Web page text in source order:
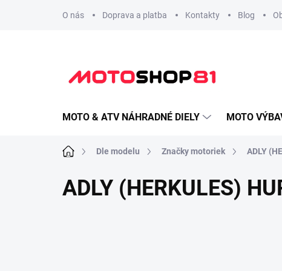
O nás Doprava a platba Kontakty Blog
MOTO & ATV NÁHRADNÉ DIELY MOTO
DomovDle modelu Značky motoriek ADLY
ADLY (HERKULES)